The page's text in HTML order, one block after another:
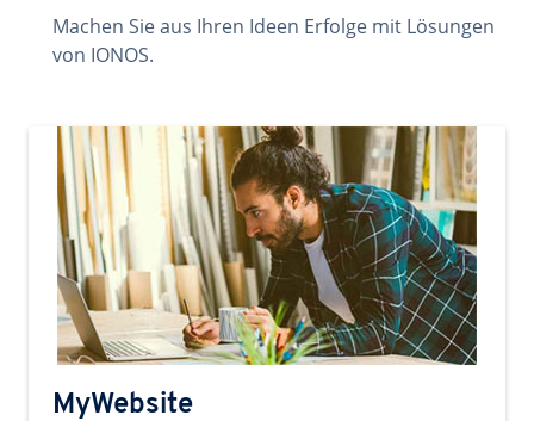
Machen Sie aus Ihren Ideen Erfolge mit Lösungen
von IONOS.
MyWebsite